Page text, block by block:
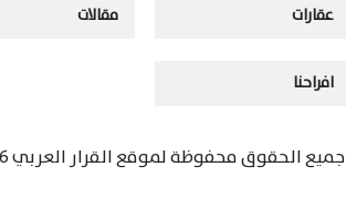
عقارات مقالات
افراحنا
جميع الحقوق محفوظة لموقع القرار العربي 2026 ©